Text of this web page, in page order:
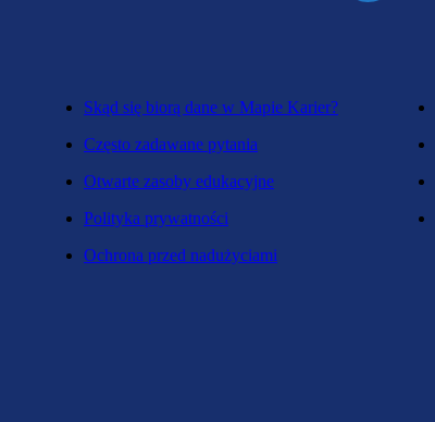
Skąd się biorą dane w Mapie Karier?
Często zadawane pytania
Otwarte zasoby edukacyjne
Polityka prywatności
Ochrona przed nadużyciami